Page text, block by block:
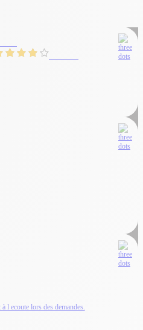
l ecoute lors des demandes.